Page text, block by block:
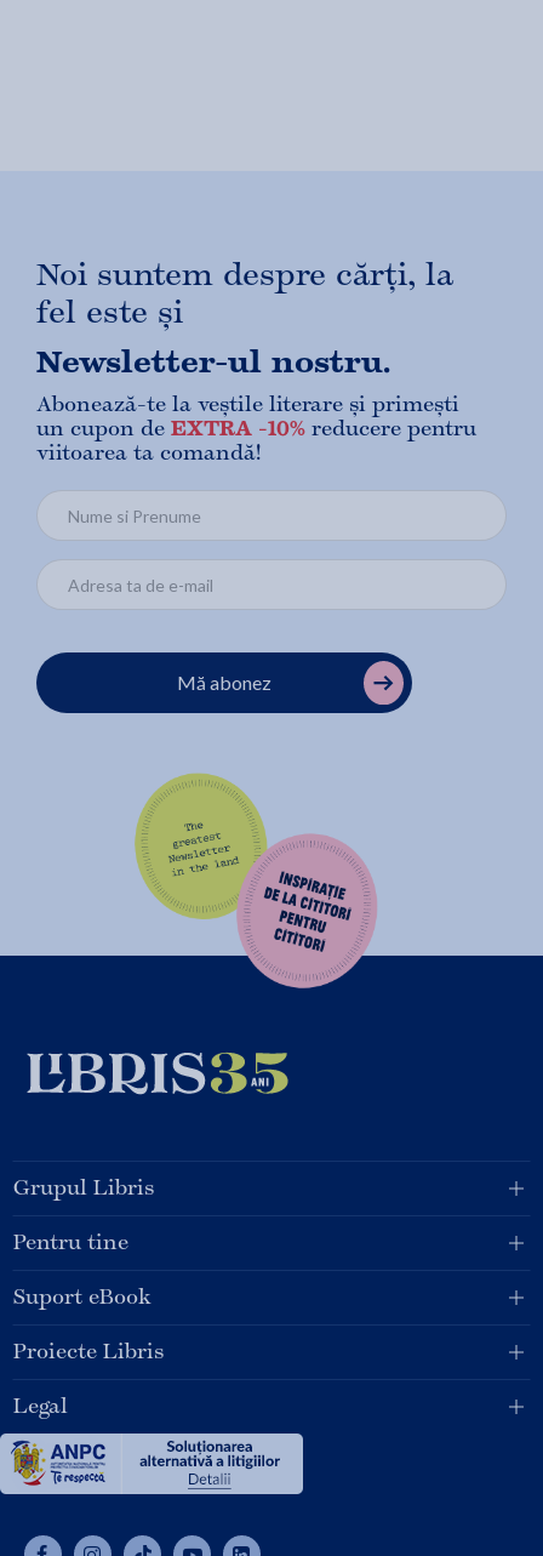
Noi suntem despre cărți, la
fel este și
Newsletter-ul nostru.
Abonează-te la veștile literare și primești
un cupon de EXTRA -10% reducere pentru
viitoarea ta comandă!
Mă abonez
Grupul Libris
Pentru tine
Suport eBook
Proiecte Libris
Legal